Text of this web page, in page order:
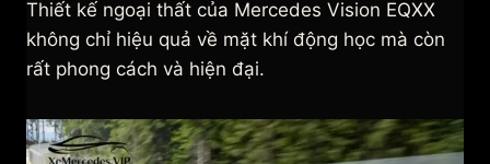
Thiết kế ngoại thất của Mercedes Vision EQXX
không chỉ hiệu quả về mặt khí động học mà còn
rất phong cách và hiện đại.